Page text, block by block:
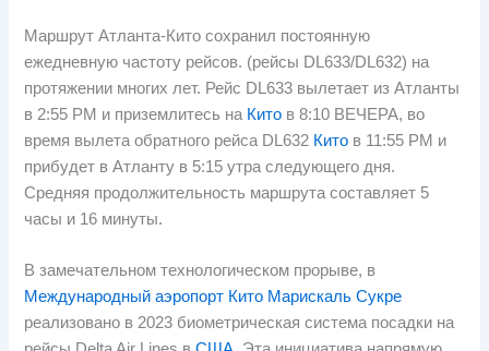
Маршрут Атланта-Кито сохранил постоянную
ежедневную частоту рейсов. (рейсы DL633/DL632) на
протяжении многих лет. Рейс DL633 вылетает из Атланты
в 2:55 PM и приземлитесь на Кито в 8:10 ВЕЧЕРА, во
время вылета обратного рейса DL632 Кито в 11:55 PM и
прибудет в Атланту в 5:15 утра следующего дня.
Средняя продолжительность маршрута составляет 5
часы и 16 минуты.
В замечательном технологическом прорыве, в
Международный аэропорт Кито Марискаль Сукре
реализовано в 2023 биометрическая система посадки на